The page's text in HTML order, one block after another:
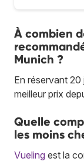
À combien
Munich ?
En réservant
meilleur prix
Quelle
les moins
Vueling est la